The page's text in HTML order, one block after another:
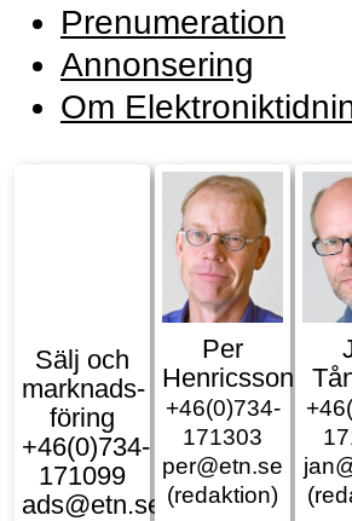
Prenumeration
Annonsering
Om
Sälj och
marknads­
föring
+46(0)734-
171099
ads@etn.se
Per
Henricsson
+46(0)734-
171303
per@etn.se
(redaktion)